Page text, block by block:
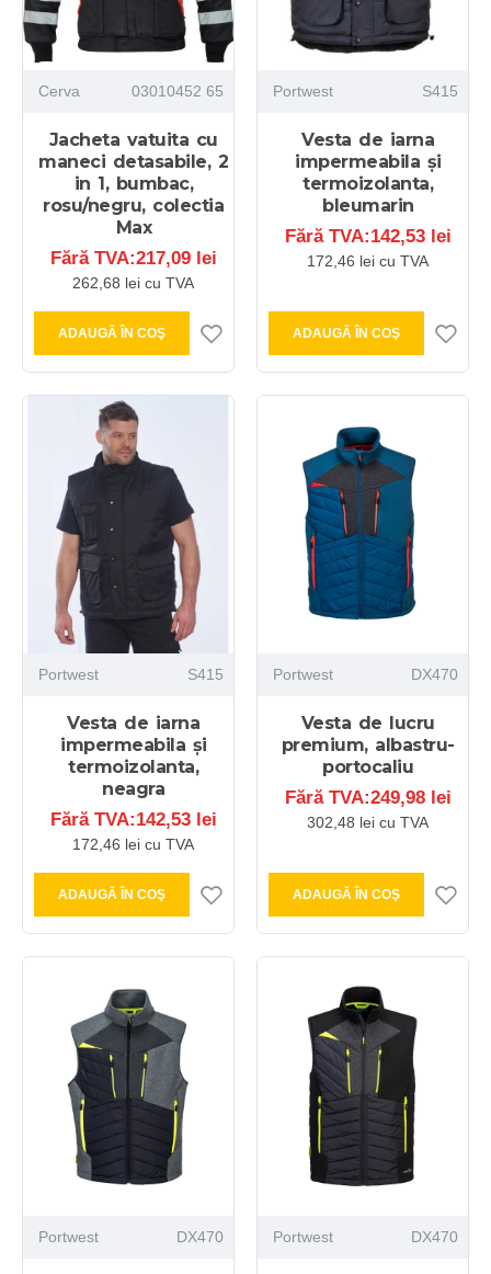
Cerva 03010452 65
Jacheta vatuita cu
maneci detasabile, 2
in 1, bumbac,
rosu/negru, colectia
Max
Fără TVA:217,09 lei
262,68 lei cu TVA
ADAUGĂ ÎN COŞ
Portwest S415
Vesta de iarna
impermeabila și
termoizolanta,
bleumarin
Fără TVA:142,53 lei
172,46 lei cu TVA
ADAUGĂ ÎN COŞ
Portwest S415
Vesta de iarna
impermeabila și
termoizolanta,
neagra
Fără TVA:142,53 lei
172,46 lei cu TVA
ADAUGĂ ÎN COŞ
Portwest DX470
Vesta de lucru
premium, albastru-
portocaliu
Fără TVA:249,98 lei
302,48 lei cu TVA
ADAUGĂ ÎN COŞ
Portwest DX470 Portwest DX470